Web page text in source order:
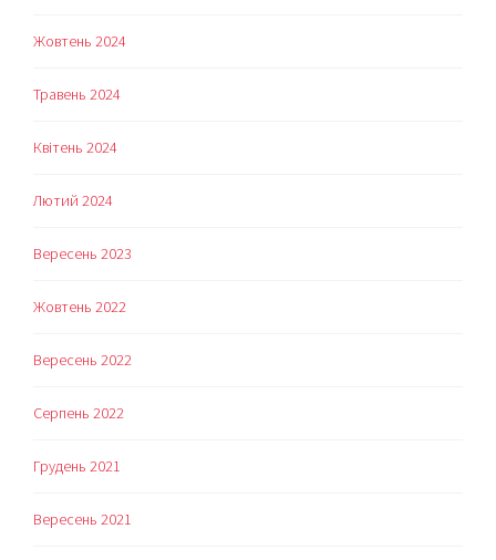
Жовтень 2024
Травень 2024
Квітень 2024
Лютий 2024
Вересень 2023
Жовтень 2022
Вересень 2022
Серпень 2022
Грудень 2021
Вересень 2021